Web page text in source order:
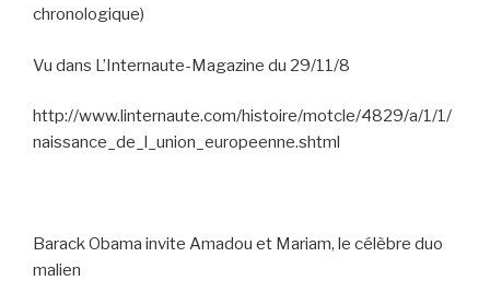
chronologique)
Vu dans L’Internaute-Magazine du 29/11/8
http://www.linternaute.com/histoire/motcle/4829/a/1/1/
naissance_de_l_union_europeenne.shtml
Barack Obama invite Amadou et Mariam, le célèbre duo
malien